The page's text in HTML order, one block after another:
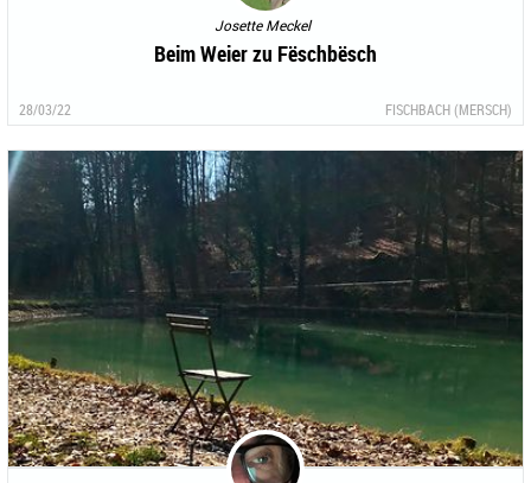
Josette Meckel
Beim Weier zu Fëschbësch
28/03/22 FISCHBACH (MERSCH)